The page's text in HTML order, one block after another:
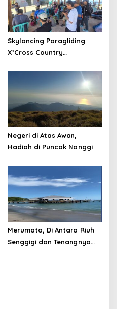
Skylancing Paragliding
X’Cross Country
Strengthens NTB’s Image
as a Global Sport Tourism
Destination
Negeri di Atas Awan,
Hadiah di Puncak Nanggi
Merumata, Di Antara Riuh
Senggigi dan Tenangnya